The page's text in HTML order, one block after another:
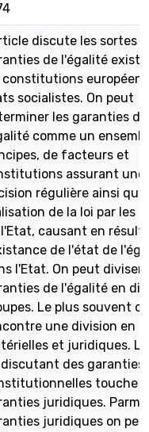
discute les sortes
de l'égalité
constitutions
socialistes. On peut
les garanties de
comme un
de facteurs et
assurant une
régulière ainsi que
de la loi par les
causant en
de l'état de
l'Etat. On peut diviser
de l'égalité en
Le plus souvent on
une division en
et juridiques.
des garanties
touche
juridiques. Parmi
juridiques on